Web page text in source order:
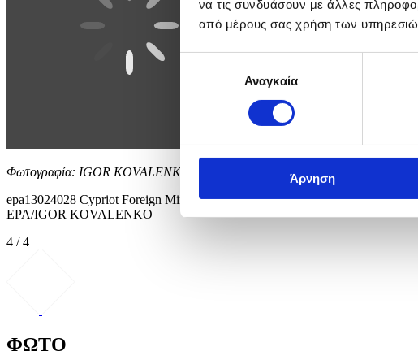
να τις συνδυάσουν με άλλες
από μέρους σας χρήση των
συγκατάθεσηςΑναγκαία
Άρνηση
Φωτογραφία: IGOR KOVALENKO
epa13024028 Cypriot Foreign Minister Constantinos Kombos (R) and
EPA/IGOR KOVALENKO
4 / 4
ΦΩΤΟ